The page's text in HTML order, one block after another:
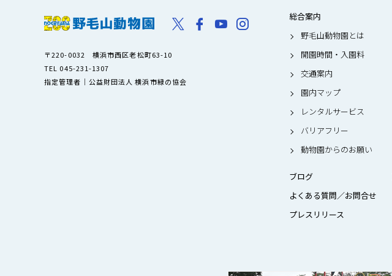
〒220-0032 横浜市西区老松町63-10
TEL 045-231-1307
指定管理者｜公益財団法人 横浜市緑の協会
総合案内
野毛山動物園とは
開園時間・入園料
交通案内
園内マップ
レンタルサービス
バリアフリー
動物園からのお願い
ブログ
よくある質問／お問合せ
プレスリリース